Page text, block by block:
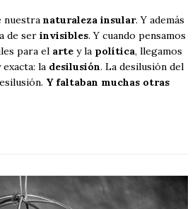
nuestra naturaleza insular. Y además
de ser invisibles. Y cuando pensamos
para el arte y la política, llegamos
la desilusión. La desilusión del
Y faltaban muchas otras